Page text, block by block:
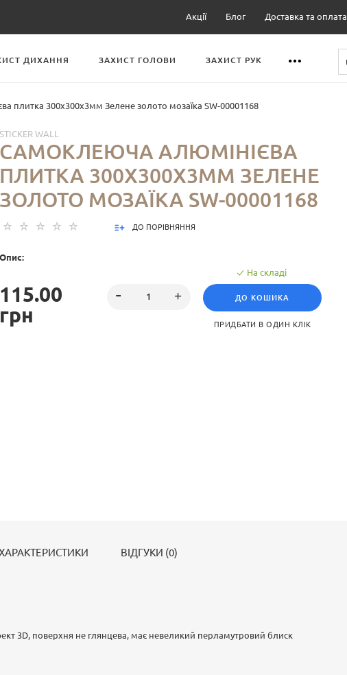
Акції Блог Доставка та оплата
ДИХАННЯ ЗАХИСТ ГОЛОВИ ЗАХИСТ РУК
плитка 300х300х3мм Зелене золото мозаїка SW-00001168
STICKER WALL
САМОКЛЕЮЧА АЛЮМІНІЄВА
ПЛИТКА 300Х300Х3ММ ЗЕЛЕНЕ
ЗОЛОТО МОЗАЇКА SW-00001168
ДО ПОРІВНЯННЯ
Опис:
115.00
грн
На складі
ДО КОШИКА
ПРИДБАТИ В ОДИН КЛІК
ВІДГУКИ (0)
3D, поверхня не глянцева, має невеликий перламутровий блиск